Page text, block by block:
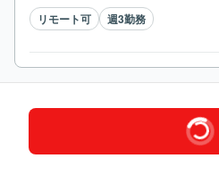
リモート可 週3勤務